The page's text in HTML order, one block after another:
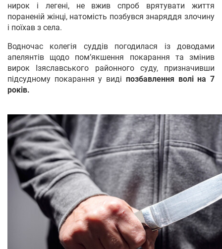
нирок і легені, не вжив спроб врятувати життя
пораненій жінці, натомість позбувся знаряддя злочину
і поїхав з села.
Водночас колегія суддів погодилася із доводами
апелянтів щодо пом’якшення покарання та змінив
вирок Ізяславського районного суду, призначивши
підсудному покарання у виді позбавлення волі на 7
років.